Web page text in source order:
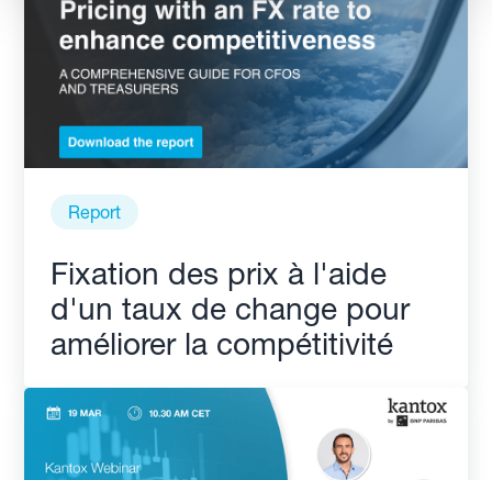
Report
Fixation des prix à l'aide
d'un taux de change pour
améliorer la compétitivité